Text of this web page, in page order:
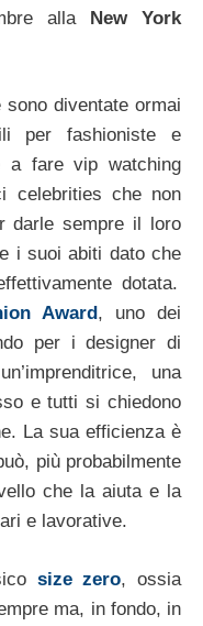
alla New York
diventate ormai
per fashioniste e
a fare vip watching
celebrities che non
darle sempre il loro
i suoi abiti dato che
dotata.
Award, uno dei
per i designer di
una
e tutti si chiedono
La sua efficienza è
più probabilmente
che la aiuta e la
e lavorative.
size zero, ossia
ma, in fondo, in